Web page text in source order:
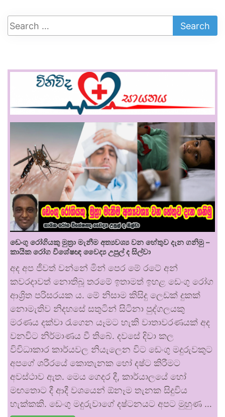
ඩෙංගු රෝගියකු ⁣මුත්‍රා මැනීම අත්‍යවශ්‍ය වන හේතුව දැන ගනිමු –
කායික රෝග විශේෂඥ වෛද්‍ය උපුල් ද සිල්වා
අද අප ජීවත් වන්නේ මින් පෙර මේ රටේ අන්
කවරදාවත් නොතිබූ තරමේ ඉතාමත් ඉහළ ඩෙංගු රෝග
ආශ්‍රිත පරිසරයක ය. මේ නිසාම කිසිදු ලෙඩක් දුකක්
නොමැතිව නිදහසේ සතුටින් සිටිනා පුද්ගලයකු
මරණය දක්වා රැගෙන යෑමට හැකි වාතාවරණයක් අද
වනවිට නිර්මාණය වී තිබේ. දවසේ දිවා කල
විවිධාකාර කාර්යවල නියැලෙන විට ඩෙංගු මදුරුවකුට
අපගේ ශරීරයේ කොතැනක හෝ දෂ්ට කිරීමට
අවස්ථාව ඇත. මෙය ගෙදර දී, කාර්යාලයේ හෝ
මඟතොට දී ආදී වශයෙන් ඕනෑම තැනක සිදුවිය
හැක්කකි. ඩෙංගු මදුරුවාගේ දෂ්ටනයට අපට මුහුණ …